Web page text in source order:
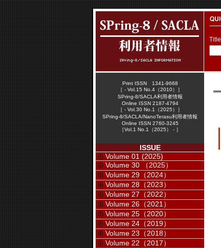
Title
Print ISSN 1341-9668
［ - Vol.15 No.4（2010）］
SPring-8/SACLA利用者情報
Online ISSN 2187-4794
［ - Vol.30 No.1（2025）］
SPring-8/SACLA/NanoTerasu利用者情報
Online ISSN 2760-3245
［Vol.1 No.1（2025） - ］
ISSUE
Volume 01 (2025)
Volume 30 （2025）
Volume 29（2024）
Volume 28（2023）
Volume 27（2022）
Volume 26（2021）
Volume 25（2020）
Volume 24（2019）
Volume 23（2018）
Volume 22（2017）